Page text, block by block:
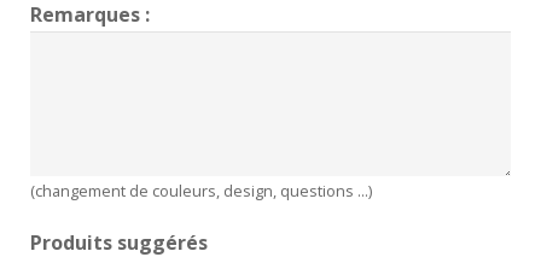
Remarques :
(changement de couleurs, design, questions ...)
Produits suggérés